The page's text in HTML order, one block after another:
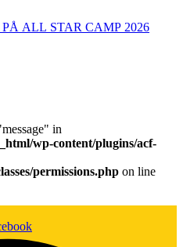
ALL STAR CAMP 2026
in
wp-content/plugins/acf-
permissions.php on line